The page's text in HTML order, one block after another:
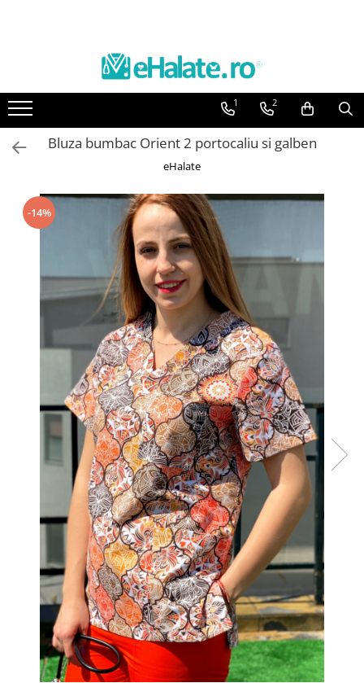
Toate Produsele
Bluze Unisex
Pantaloni Unisex
Costume Unisex
Bluze unisex cu imprimeuri
Bluze Maria
Halate medicale
Halate Bianca
Bluze Maria
Halate medicale femei
Halate medicale barbati
Halate medicale P2 cu fluturas
Halate medicale cu nasturi
Halate medicale cu fermoar
Halate medicale polar - unisex
Halate medicale albe
Fuste, Sarafane
Sarafane Mira
Fuste medicale
Sarafane medicale
Veste, Jachete
Veste de lucru
Jachete de lucru
1 2
Bluza bumbac Orient 2 portocaliu si galben
eHalate
-14%